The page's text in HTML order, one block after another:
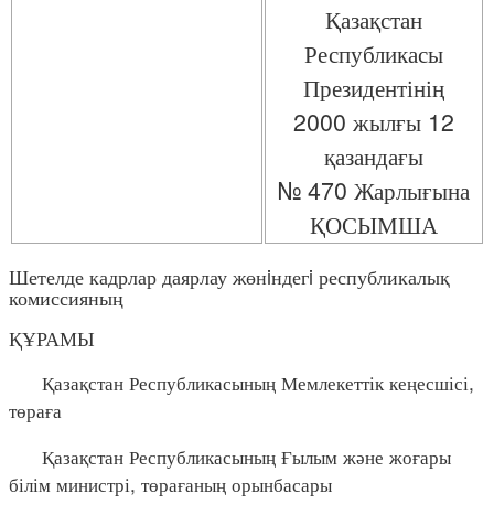
Қазақстан
Республикасы
Президентінің
2000 жылғы 12
қазандағы
№ 470 Жарлығына
ҚОСЫМША
Шетелде кадрлар даярлау жөнiндегi республикалық
комиссияның
ҚҰРАМЫ
Қазақстан Республикасының Мемлекеттік кеңесшісі,
төраға
Қазақстан Республикасының Ғылым және жоғары
білім министрі, төрағаның орынбасары